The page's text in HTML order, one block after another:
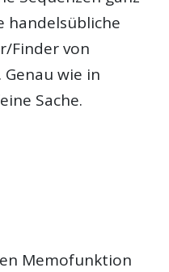
handelsübliche
Finder von
Genau wie in
Sache.
Memofunktion